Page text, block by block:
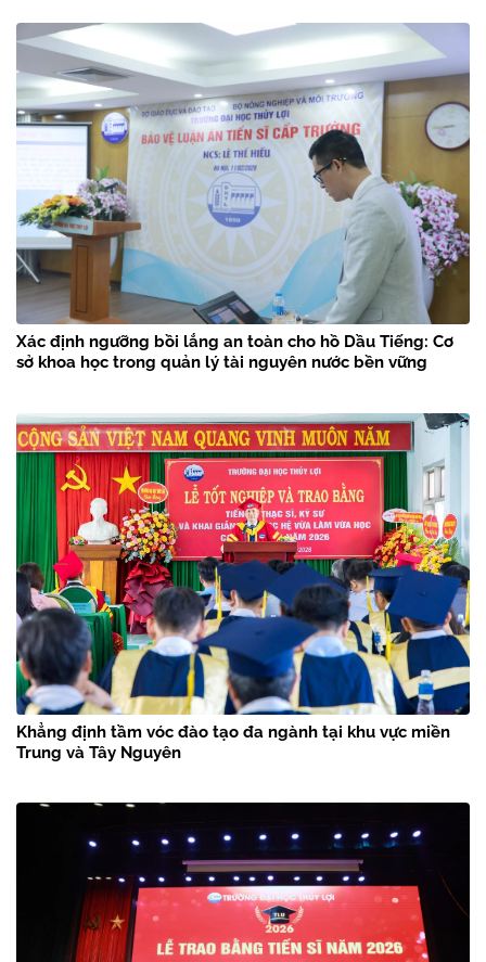
Xác định ngưỡng bồi lắng an toàn cho hồ Dầu Tiếng: Cơ
sở khoa học trong quản lý tài nguyên nước bền vững
Khẳng định tầm vóc đào tạo đa ngành tại khu vực miền
Trung và Tây Nguyên